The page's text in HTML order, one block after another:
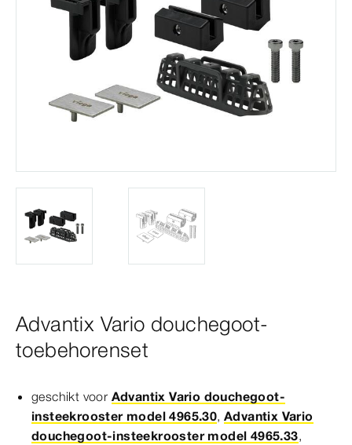
Advantix Vario douchegoot-
toebehorenset
geschikt voor Advantix Vario douchegoot-
insteekrooster model 4965.30,Advantix Vario
douchegoot-insteekrooster model 4965.33,